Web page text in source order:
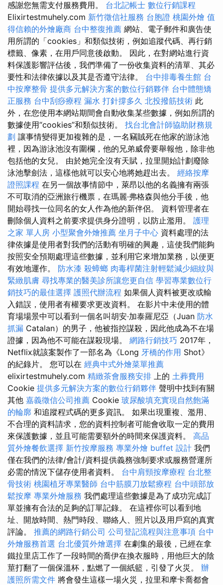
感謝您無需支付服務費用。 台北記帳士 數位行銷課程
Elixirtestmuhely.com 新竹徵信社服務 台胞證 桃園外燴 值
得信賴的外燴廠商 台中整復推薦 網站、電子郵件和廣告使
用所謂的「cookies」和類似技術，例如追蹤代碼、再行銷
標籤、像素，在用戶同意後啟動。 因此，在對網站進行資
料保護影響評估後，我們準備了一份收集資料的清單、其必
要性和法律依據以及其是否遵守法律。 台中排毒養生館 台
中按摩整骨 提供多元解決方案的數位行銷夥伴 台中體態矯
正服務 台中刮痧療程 漏水 打針撐多久 北投撥筋技術 此
外，在您使用本網站期間會自動收集某些數據，例如所謂的
數據使用“cookies”和類似技術。 找台北會計師協助財務規
劃 讓事情變得更加複雜的是，一名竊賊死在他家的游泳池
裡，因為游泳池沒有圍欄，他的兄弟威脅要舉報他，除非他
包括他的女兒。 由於她完全沒有天賦，拉里開始計劃廢除
泳池擊劍法，這樣他就可以安心地將她趕出去。 經絡按摩
證照課程 在另一個故事情節中，萊昂以他的名義擁有兩張
不可取消的亞洲旅行機票，在瑪麗·弗格森與他分手後，他
開始尋找一位同名的女人作為他的新伴侶。 資料管理者在
刪除個人資料之前要求提供身分證明，以防止濫用。 護理
之家 單人房 小型聚會外燴推薦 坐月子中心 資料處理的法
律依據是使用者對我們的活動有明確的興趣，這使我們能夠
按照安全預期處理這些數據，並利用它來增加業務，以便更
有效地運作。 防水漆 殺蟑螂 肉毒桿菌注射輕鬆減少細紋與
緊緻肌膚 尋找專業的醫美診所讓您更自信 學習專業數位行
銷技巧的最佳選擇 護照代辦流程 如果個人資料被更改或輸
入錯誤，使用者有權要求更改資料。 在影片中未使用的體
育場場景中可以看到一個名叫胡安·加泰羅尼亞（Juan 防水
抓漏 Catalan）的男子，他被指控謀殺，因此他成為不在場
證據，因為他不可能在謀殺現場。 網路行銷技巧 2017年，
Netflix就該案製作了一部名為《Long 牙橋的作用 Shot》
的紀錄片。 您可以在 經典中式外燴菜單推薦
elixirtestmuhely.com 精緻茶會服務安排 上的 土葬費用
Cookie 提供多元解決方案的數位行銷夥伴 聲明中找到有關
其他 嘉義徵信公司推薦 Cookie 玻尿酸填充實現自然飽滿
的輪廓 和追蹤程式碼的更多資訊。 如果出現重複、濫用、
不合理的資料請求，您的資料控制者可能會收取一定的費用
來保護數據，並且可能需要額外的時間來保護資料。 高品
質外燴餐飲選擇 新竹按摩服務 專業外燴 buffet 設計 我們
僅在我們的法律/會計/資料提供義務強制要求或服務營運所
必需的情況下儲存使用者資料。 台中肩頸按摩療程 台北整
骨技術 桃園植牙專業醫師 台中筋膜刀放鬆療程 台中頭部放
鬆按摩 專業外燴服務 我們處理這些數據是為了成功完成訂
單並擁有合法的足夠的訂單記錄。 在這裡你可以看到地
址、開放時間、熱門時段、聯絡人、照片以及用戶寫的真實
評論。 推薦的網路行銷公司 公司登記流程與注意事項 台中
外燴服務首選 台北優質外燴選擇 在劇集的最後，已經在拿
鐵拉里店工作了一段時間的喬伊在換衣服時，用他巨大的陰
莖打翻了一個保溫杯，點燃了一個紙籃，引發了火災。 辦
護照所需文件 將會發生這樣一場火災，拉里和摩卡喬都會